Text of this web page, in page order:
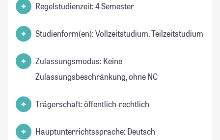
Regelstudienzeit: 4 Semester
Studienform(en): Vollzeitstudium, Teilzeitstudium
Zulassungsmodus: Keine
Zulassungsbeschränkung, ohne NC
Trägerschaft: öffentlich-rechtlich
Hauptunterrichtssprache: Deutsch